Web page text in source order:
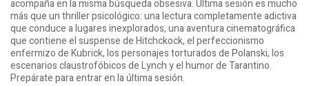
acompaña en la misma búsqueda obsesiva. Última sesión es mucho
más que un thriller psicológico: una lectura completamente adictiva
que conduce a lugares inexplorados, una aventura cinematográfica
que contiene el suspense de Hitchckock, el perfeccionismo
enfermizo de Kubrick, los personajes torturados de Polanski, los
escenarios claustrofóbicos de Lynch y el humor de Tarantino.
Prepárate para entrar en la última sesión.